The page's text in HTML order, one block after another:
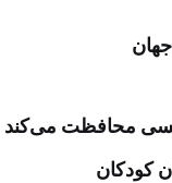
محافظت می‌کند
کودکان